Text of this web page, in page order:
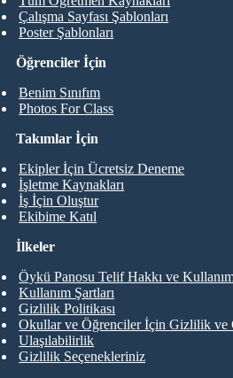
Öğrenciler İçin
Benim Sınıfım
Photos For Class
Çalışma Sayfası Şablonları
Poster Şablonları
Takımlar İçin
Ekipler İçin Ücretsiz Deneme
İşletme Kaynakları
İş İçin Oluştur
Ekibime Katıl
İlkeler
Öykü Panosu Telif Hakkı ve
Kullanım Şartları
Gizlilik Politikası
Okullar ve Öğrenciler İçin Gizlilik ve
Ulaşılabilirlik
Gizlilik Seçenekleriniz